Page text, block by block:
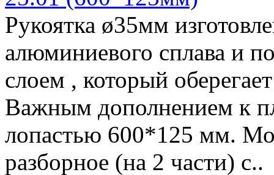
Рукоятка ø35мм
алюминиевого сплава и
слоем , который
Важным дополнением к
лопастью 600*125 мм.
разборное (на 2 части) с..